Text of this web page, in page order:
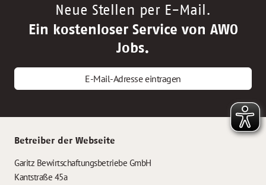
Neue Stellen per E-Mail.
Ein kostenloser Service von AWO
Jobs.
E-Mail-Adresse eintragen
Betreiber der Webseite
Garitz Bewirtschaftungsbetriebe GmbH
Kantstraße 45a